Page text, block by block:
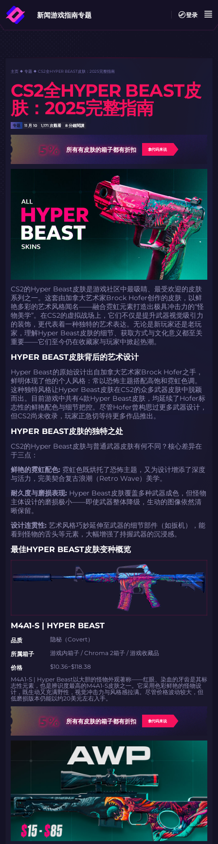
新闻游戏指南专题 登录
主页 专题 CS2全HYPER BEAST皮肤：2025完整指南
CS2全HYPER BEAST皮
肤：2025完整指南
专题 11 月 10 1,171 次觀看 8 分鐘閱讀
5% 所有有皮肤的箱子都有折扣 拿代码来说
CS2的Hyper Beast皮肤是游戏社区中最吸睛、最受欢迎的皮肤
系列之一。这套由加拿大艺术家Brock Hofer创作的皮肤，以鲜
艳多彩的艺术风格闻名——融合霓虹元素打造出极具冲击力的“怪
物美学”。在CS2的虚拟战场上，它们不仅是提升武器视觉吸引力
的装饰，更代表着一种独特的艺术表达。无论是新玩家还是老玩
家，理解Hyper Beast皮肤的细节、获取方式与文化意义都至关
重要——它们至今仍在收藏家与玩家中掀起热潮。
HYPER BEAST皮肤背后的艺术设计
Hyper Beast的原始设计出自加拿大艺术家Brock Hofer之手，
鲜明体现了他的个人风格：常以恐怖主题搭配高饱和霓虹色调。
这种独特风格让Hyper Beast皮肤在CS2的众多武器皮肤中脱颖
而出。目前游戏中共有4款Hyper Beast皮肤，均延续了Hofer标
志性的鲜艳配色与细节把控。尽管Hofer曾构思过更多武器设计，
但CS2尚未收录，玩家正急切等待更多作品推出。
HYPER BEAST皮肤的独特之处
CS2的Hyper Beast皮肤与普通武器皮肤有何不同？核心差异在
于三点：
鲜艳的霓虹配色: 霓虹色既烘托了恐怖主题，又为设计增添了深度
与活力，完美契合复古浪潮（Retro Wave）美学。
耐久度与磨损表现: Hyper Beast皮肤覆盖多种武器成色，但怪物
主体设计的磨损极小——即使武器整体降级，生动的图像依然清
晰保留。
设计连贯性: 艺术风格巧妙延伸至武器的细节部件（如扳机），能
看到怪物的舌头等元素，大幅增强了持握武器的沉浸感。
最佳HYPER BEAST皮肤变种概览
M4A1-S | HYPER BEAST
品质
隐秘（Covert）
所属箱子
游戏内箱子 / Chroma 2箱子 / 游戏收藏品
价格
$10.36−$118.38
M4A1-S | Hyper Beast以大胆的怪物外观著称——红眼、染血的牙齿是其标
志性元素，也是辨识度最高的M4A1-S皮肤之一。它采用色彩鲜艳的怪物设
计，既生动又充满野性，视觉冲击力与风格感拉满。尽管价格波动较大，但
低磨损版本仍能以约20美元左右入手。
5% 所有有皮肤的箱子都有折扣 拿代码来说